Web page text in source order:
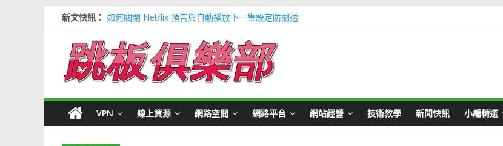
新文快訊： 如何關閉 Netflix 預告與自動播放下一集設定防劇透
信用卡號產生器 (含CVV) 懶人包＃多個 Visa / Master Card 網站
寶可夢飛人安卓必裝 FonesGo 虛擬定位不用出門玩遊戲教學
Google 刪除超過兩年登入帳號＃不想被砍帳號教學
VPN 線上資源 網路空間 網路平台 網站經營 技術教學 新聞快訊 小編精選